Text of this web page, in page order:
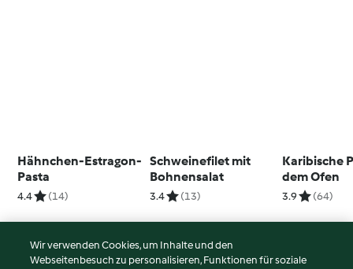
Hähnchen-Estragon-
Pasta
4.4 (14)
Schweinefilet mit
Bohnensalat
3.4 (13)
Karibische
dem Ofen
3.9 (64)
Wir verwenden Cookies, um Inhalte und den
Webseitenbesuch zu personalisieren, Funktionen für soziale